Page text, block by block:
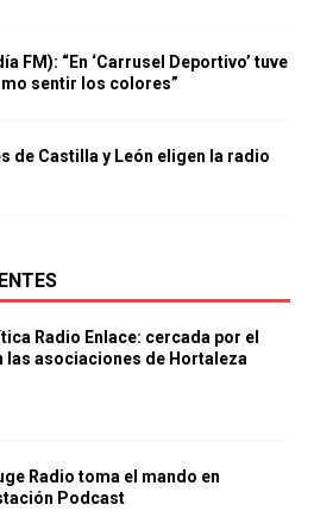
FM): “En ‘Carrusel Deportivo’ tuve
sentir los colores”
de Castilla y León eligen la radio
Radio Enlace: cercada por el
las asociaciones de Hortaleza
Radio toma el mando en
Podcast